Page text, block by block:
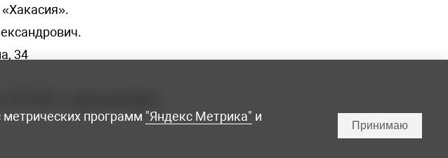
34
метрических программ "Яндекс Метрика" и
Принимаю